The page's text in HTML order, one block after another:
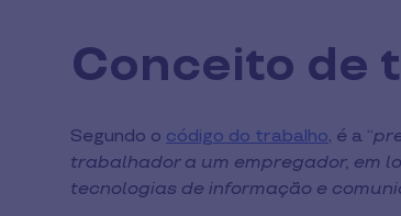
Conceito de
Segundo o código do trabalho, é a “
trabalhador a um empregador, em
tecnologias de informação e